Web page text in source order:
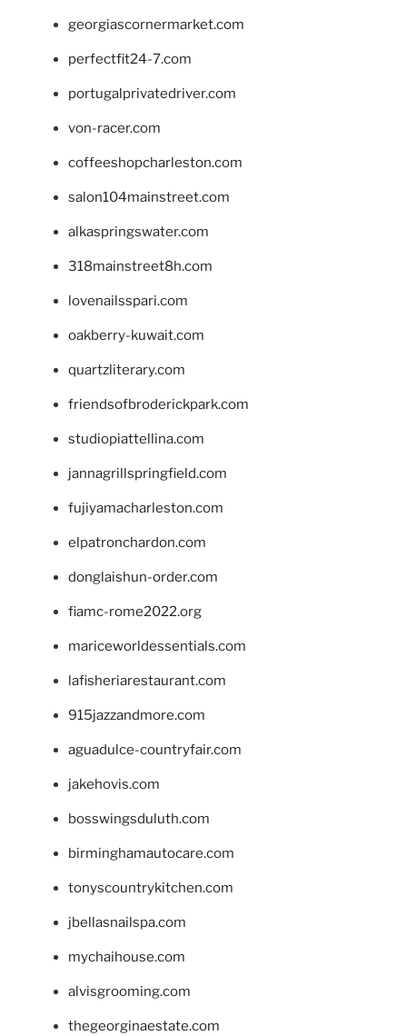
georgiascornermarket.com
perfectfit24-7.com
portugalprivatedriver.com
von-racer.com
coffeeshopcharleston.com
salon104mainstreet.com
alkaspringswater.com
318mainstreet8h.com
lovenailsspari.com
oakberry-kuwait.com
quartzliterary.com
friendsofbroderickpark.com
studiopiattellina.com
jannagrillspringfield.com
fujiyamacharleston.com
elpatronchardon.com
donglaishun-order.com
fiamc-rome2022.org
mariceworldessentials.com
lafisheriarestaurant.com
915jazzandmore.com
aguadulce-countryfair.com
jakehovis.com
bosswingsduluth.com
birminghamautocare.com
tonyscountrykitchen.com
jbellasnailspa.com
mychaihouse.com
alvisgrooming.com
thegeorginaestate.com